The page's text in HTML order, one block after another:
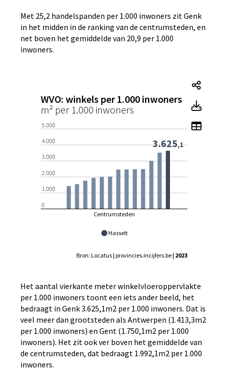
Met 25,2 handelspanden per 1.000 inwoners zit Genk
in het midden in de ranking van de centrumsteden, en
net boven het gemiddelde van 20,9 per 1.000
inwoners.
WVO: winkels per 1.000 inwoners
m² per 1.000 inwoners
Hasselt
Centrumsteden
0
1.000
2.000
3.000
4.000
5.000
3.625,1
Bron: Locatus | provincies.incijfers.be| 2023
Toon
Het aantal vierkante meter winkelvloeroppervlakte
per 1.000 inwoners toont een iets ander beeld, het
bedraagt in Genk 3.625,1m2 per 1.000 inwoners. Dat is
veel meer dan grootsteden als Antwerpen (1.413,3m2
per 1.000 inwoners) en Gent (1.750,1m2 per 1.000
inwoners). Het zit ook ver boven het gemiddelde van
de centrumsteden, dat bedraagt 1.992,1m2 per 1.000
inwoners.